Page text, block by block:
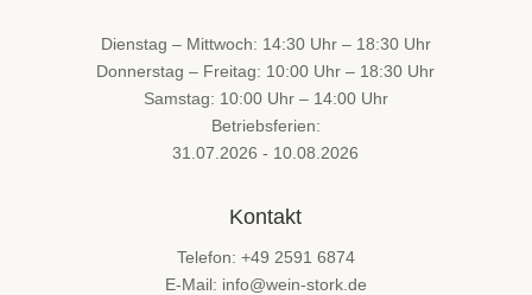
Dienstag – Mittwoch: 14:30 Uhr – 18:30 Uhr
Donnerstag – Freitag: 10:00 Uhr – 18:30 Uhr
Samstag: 10:00 Uhr – 14:00 Uhr
Betriebsferien:
31.07.2026 - 10.08.2026
Kontakt
Telefon: +49 2591 6874
E-Mail: info@wein-stork.de